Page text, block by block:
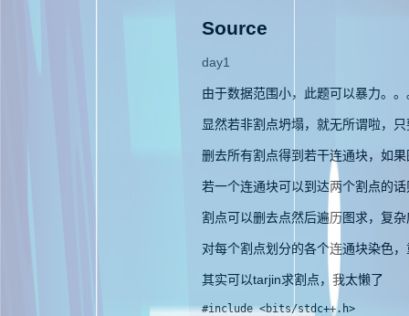
Source
day1
由于数据范围小，此题可以暴力。。
显然若非割点坍塌，就无所谓啦，
删去所有割点得到若干连通块，如
若一个连通块可以到达两个割点的
割点可以删去点然后遍历图求，复
对每个割点划分的各个连通块染色
其实可以tarjin求割点，我太懒了
#include <bits/stdc++.h>